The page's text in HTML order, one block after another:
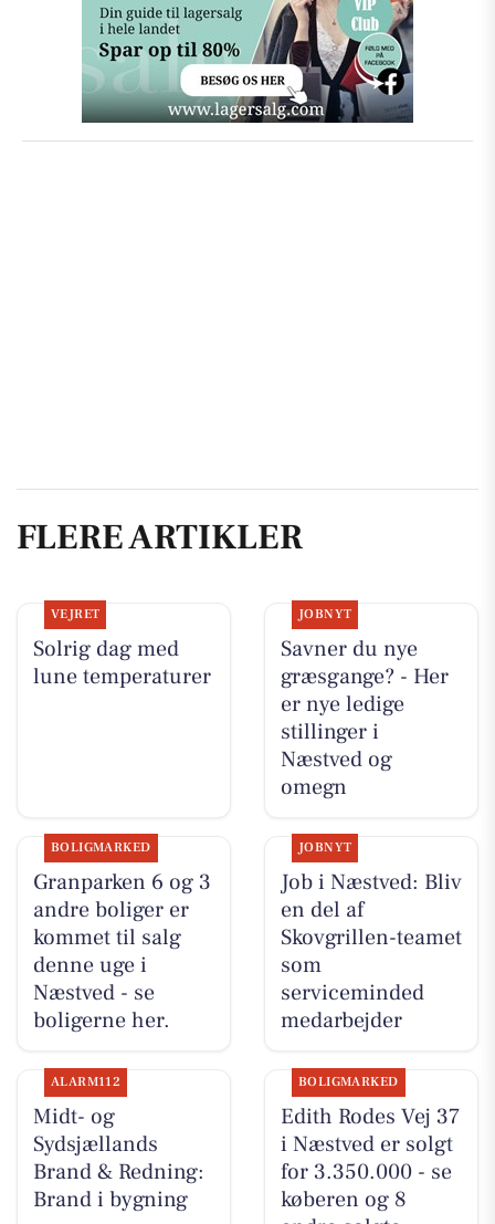
FLERE ARTIKLER
VEJRET
Solrig dag med
lune temperaturer
JOBNYT
Savner du nye
græsgange? - Her
er nye ledige
stillinger i
Næstved og
omegn
BOLIGMARKED
Granparken 6 og 3
andre boliger er
kommet til salg
denne uge i
Næstved - se
boligerne her.
JOBNYT
Job i Næstved: Bliv
en del af
Skovgrillen-teamet
som
serviceminded
medarbejder
ALARM112
Midt- og
Sydsjællands
Brand & Redning:
Brand i bygning
BOLIGMARKED
Edith Rodes Vej 37
i Næstved er solgt
for 3.350.000 - se
køberen og 8